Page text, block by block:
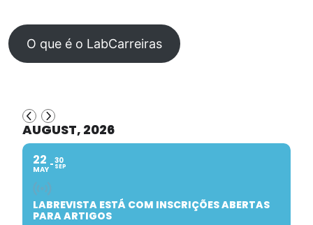
O que é o LabCarreiras
AUGUST, 2026
22
MAY
30
SEP
LABREVISTA ESTÁ COM INSCRIÇÕES ABERTAS
PARA ARTIGOS